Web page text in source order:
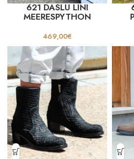
621 DASLU LINI
MEERESPYTHON
469,00€